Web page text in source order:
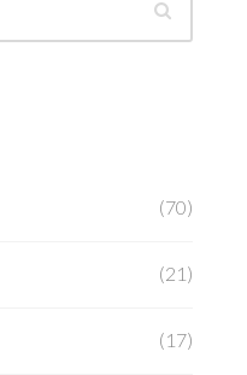
(70)
(21)
(17)